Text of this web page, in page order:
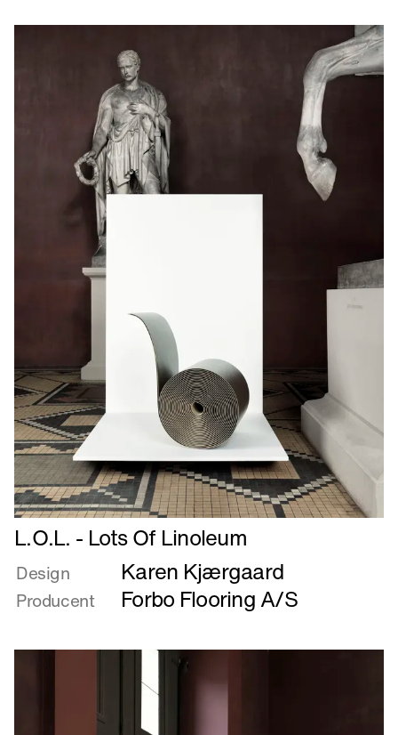
Læs
mere
om
L.O.L.
-
Of
L.O.L. - Lots Of Linoleum
Design Karen Kjærgaard
Producent Forbo Flooring A/S